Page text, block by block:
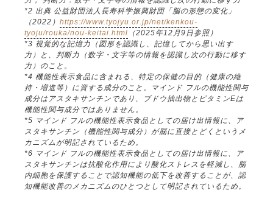
*2 出典 公益財団法人長寿科学振興財団「脳の形態の変化」
（2022） https://www.tyojyu.or.jp/net/kenkou-
tyoju/rouka/nou-keitai.html （2025年12月9日参照）
*3 視覚的な記憶力（図形を認識し、記憶してから思い出す
力）と、判断力（数字・文字等の情報を認識し次の行動に移す
力）のこと。
*4 機能性表示食品に含まれる、特定の保健の目的（健康の維
持・増進等）に資する成分のこと。マインド フルの機能性関与
成分はアスタキサンチンであり、ブドウ抽出物とビタミンEは
機能性関与成分ではありません。
*5 マインド フルの機能性表示食品としての届け出情報に、ア
スタキサンチン（機能性関与成分）が脳に直接とどくというメ
カニズムが明記されているため。
*6 マインド フルの機能性表示食品としての届け出情報に、ア
スタキサンチンは抗酸化作用により酸化ストレスを軽減し、脳
内細胞を保護することで認知機能の低下を改善することが、認
知機能改善のメカニズムのひとつとして明記されているため。